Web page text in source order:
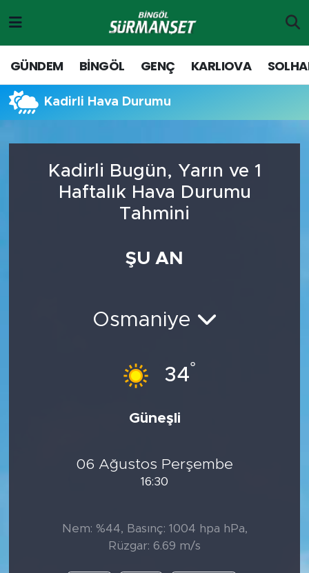
GÜNDEM BİNGÖL GENÇ KARLIOVA
Kadirli Hava Durumu
Kadirli Bugün, Yarın ve 1
Haftalık Hava Durumu
Tahmini
ŞU AN
Osmaniye
34°
Güneşli
06 Ağustos Perşembe
16:30
Nem: %44, Basınç: 1004 hpa hPa,
Rüzgar: 6.69 m/s
Genç
Solhan
Adaklı-Kiğı
MD Prestij Dergisi
Merkez Hava Durumu
Merkez Trafik Yoğunluk Haritası
Tüm Manşetler